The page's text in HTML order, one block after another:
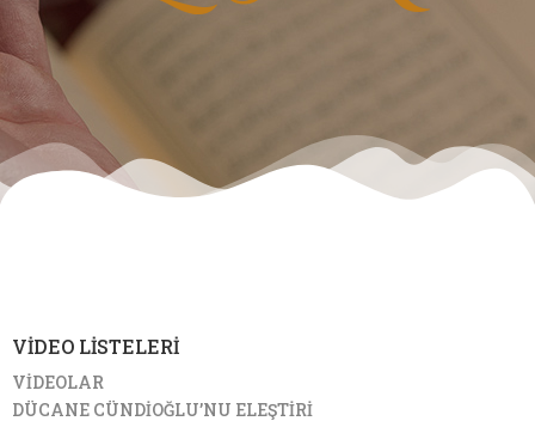
VİDEO LİSTELERİ
VİDEOLAR
DÜCANE CÜNDİOĞLU’NU ELEŞTİRİ